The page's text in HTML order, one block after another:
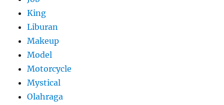
King
Liburan
Makeup
Model
Motorcycle
Mystical
Olahraga